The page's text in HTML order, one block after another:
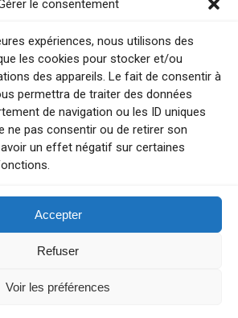
le consentement
expériences, nous utilisons des
les cookies pour stocker et/ou
des appareils. Le fait de consentir à
permettra de traiter des données
de navigation ou les ID uniques
ne pas consentir ou de retirer son
un effet négatif sur certaines
Accepter
Refuser
Voir les préférences
Alpes-Maritimes : oû trouver Le Mensuel ?
le magazine en ligne
de vous évader le temps d’un week-end ou